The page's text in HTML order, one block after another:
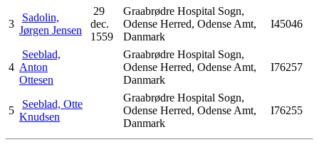
3
Sadolin,
Jørgen Jensen
29
dec.
1559
Graabrødre Hospital Sogn,
Odense Herred, Odense Amt,
Danmark
I45046
4
Seeblad,
Anton
Ottesen
Graabrødre Hospital Sogn,
Odense Herred, Odense Amt,
Danmark
I76257
5
Seeblad, Otte
Knudsen
Graabrødre Hospital Sogn,
Odense Herred, Odense Amt,
Danmark
I76255